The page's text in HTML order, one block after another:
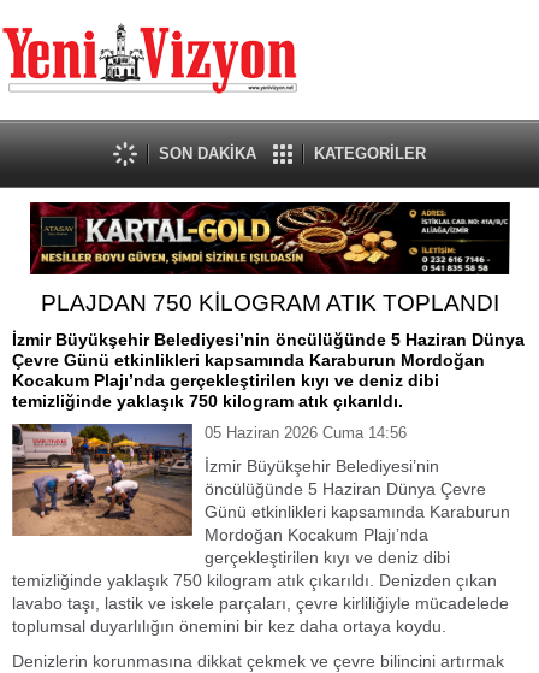
SON DAKİKA KATEGORİLER
PLAJDAN 750 KİLOGRAM ATIK TOPLANDI
İzmir Büyükşehir Belediyesi’nin öncülüğünde 5 Haziran Dünya
Çevre Günü etkinlikleri kapsamında Karaburun Mordoğan
Kocakum Plajı’nda gerçekleştirilen kıyı ve deniz dibi
temizliğinde yaklaşık 750 kilogram atık çıkarıldı.
05 Haziran 2026 Cuma 14:56
İzmir Büyükşehir Belediyesi’nin
öncülüğünde 5 Haziran Dünya Çevre
Günü etkinlikleri kapsamında Karaburun
Mordoğan Kocakum Plajı’nda
gerçekleştirilen kıyı ve deniz dibi
temizliğinde yaklaşık 750 kilogram atık çıkarıldı. Denizden çıkan
lavabo taşı, lastik ve iskele parçaları, çevre kirliliğiyle mücadelede
toplumsal duyarlılığın önemini bir kez daha ortaya koydu.
Denizlerin korunmasına dikkat çekmek ve çevre bilincini artırmak